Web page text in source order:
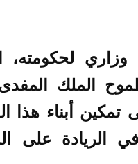
لحكومته،
الملك
تمكين أبناء
الريادة على